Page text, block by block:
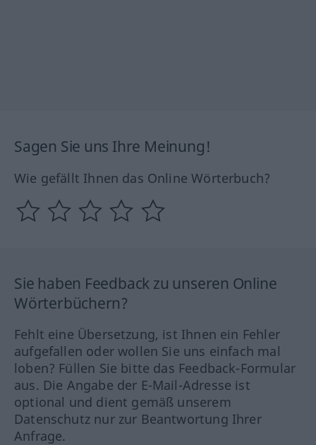
Sagen Sie uns Ihre Meinung!
Wie gefällt Ihnen das Online Wörterbuch?
Sie haben Feedback zu unseren Online
Wörterbüchern?
Fehlt eine Übersetzung, ist Ihnen ein Fehler
aufgefallen oder wollen Sie uns einfach mal
loben? Füllen Sie bitte das Feedback-Formular
aus. Die Angabe der E-Mail-Adresse ist
optional und dient gemäß unserem
Datenschutz nur zur Beantwortung Ihrer
Anfrage.